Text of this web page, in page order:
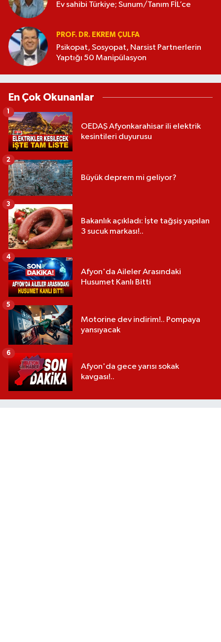
Ev sahibi Türkiye; Sunum/Tanım FİL’ce
PROF. DR. EKREM ÇULFA
Psikopat, Sosyopat, Narsist Partnerlerin
Yaptığı 50 Manipülasyon
En Çok Okunanlar
OEDAŞ Afyonkarahisar ili elektrik
kesintileri duyurusu
1
Büyük deprem mi geliyor?
2
Bakanlık açıkladı: İşte tağşiş yapılan
3 sucuk markası!..
3
Afyon'da Aileler Arasındaki
Husumet Kanlı Bitti
4
Motorine dev indirim!.. Pompaya
yansıyacak
5
Afyon'da gece yarısı sokak
kavgası!..
6